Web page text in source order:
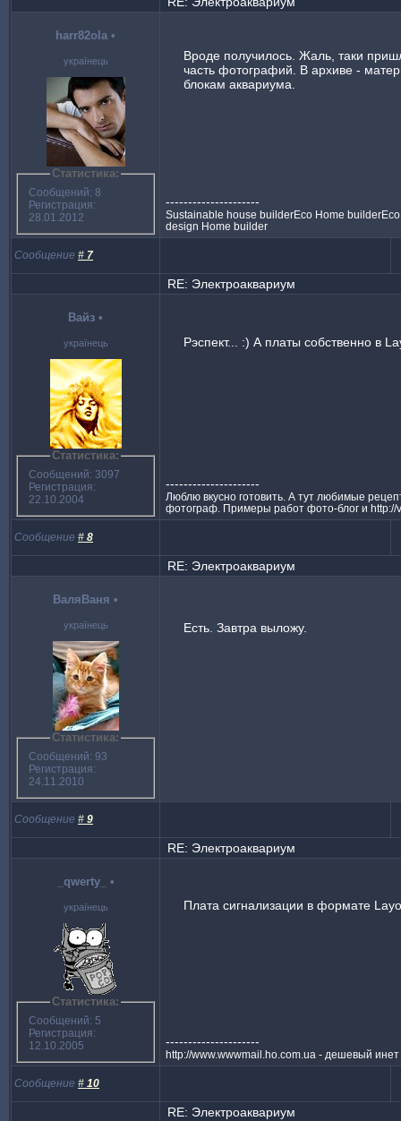
harr82ola •
українець
Статистика:
Сообщений: 8
Регистрация:
28.01.2012
Вроде получилось. Жаль, таки
часть фотографий. В архиве -
блокам аквариума.
---------------------
Sustainable house builderEco Home
design Home builder
Сообщение # 7
RE: Электроаквариум
Вайз •
українець
Статистика:
Сообщений: 3097
Регистрация:
22.10.2004
Рэспект... :) А платы собственно в
---------------------
Люблю вкусно готовить. А тут любимые
фотограф. Примеры работ фото-блог и http://
Сообщение # 8
RE: Электроаквариум
ВаляВаня •
українець
Статистика:
Сообщений: 93
Регистрация:
24.11.2010
Есть. Завтра выложу.
Сообщение # 9
RE: Электроаквариум
_qwerty_ •
українець
Статистика:
Сообщений: 5
Регистрация:
12.10.2005
Плата сигнализации в формате
---------------------
http://www.wwwmail.ho.com.ua - дешевый
Сообщение # 10
RE: Электроаквариум